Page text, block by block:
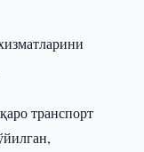
транспорт